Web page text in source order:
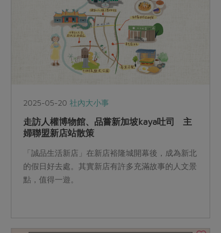
2025-05-20社內大小事
走訪人權博物館、品嘗新加坡kaya吐司 主
婦聯盟新店站散策
「誠品生活新店」在新店裕隆城開幕後，成為新北
的假日好去處。其實新店有許多充滿故事的人文景
點，值得一遊。